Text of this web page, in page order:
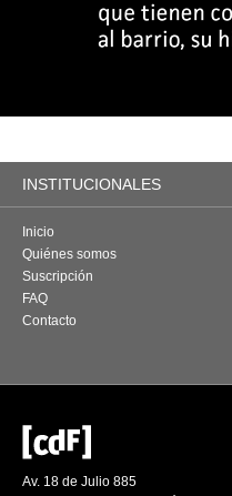
INSTITUCIONALES
Inicio
Quiénes somos
Suscripción
FAQ
Contacto
Av. 18 de Julio 885